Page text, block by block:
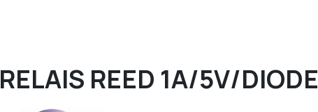
RELAIS REED 1A/5V/DIODE